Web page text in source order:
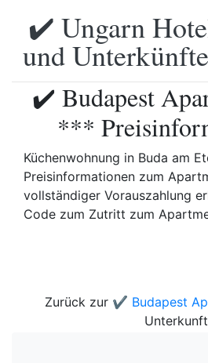
✔️ Ungarn
und
✔️ Budapest
***
Küchenwohnung in Buda am
Preisinformationen zum
vollständiger Vorauszahlung
Code zum Zutritt zum
Zurück zur ✔️ Budapest
Unterkunft